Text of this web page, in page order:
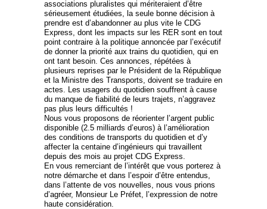
associations pluralistes qui mériteraient d’être
sérieusement étudiées, la seule bonne décision à
prendre est d’abandonner au plus vite le CDG
Express, dont les impacts sur les RER sont en tout
point contraire à la politique annoncée par l’exécutif
de donner la priorité aux trains du quotidien, qui en
ont tant besoin. Ces annonces, répétées à
plusieurs reprises par le Président de la République
et la Ministre des Transports, doivent se traduire en
actes. Les usagers du quotidien souffrent à cause
du manque de fiabilité de leurs trajets, n’aggravez
pas plus leurs difficultés !
Nous vous proposons de réorienter l’argent public
disponible (2.5 milliards d’euros) à l’amélioration
des conditions de transports du quotidien et d’y
affecter la centaine d’ingénieurs qui travaillent
depuis des mois au projet CDG Express.
En vous remerciant de l’intérêt que vous porterez à
notre démarche et dans l’espoir d’être entendus,
dans l’attente de vos nouvelles, nous vous prions
d’agréer, Monsieur Le Préfet, l’expression de notre
haute considération.